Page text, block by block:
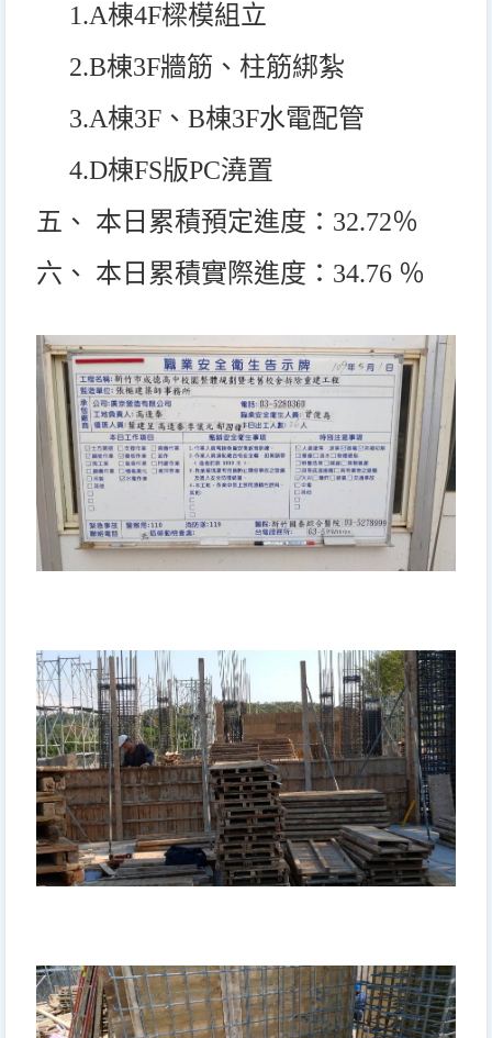
1.A棟4F樑模組立
2.B棟3F牆筋、柱筋綁紮
3.A棟3F、B棟3F水電配管
4.D棟FS版PC澆置
五、 本日累積預定進度：32.72％
六、 本日累積實際進度：34.76 ％